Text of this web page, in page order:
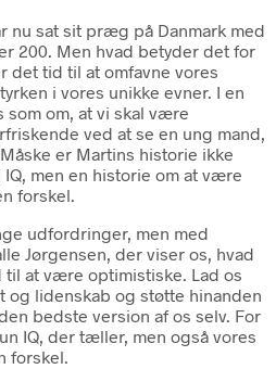
nu sat sit præg på Danmark med
200. Men hvad betyder det for
det tid til at omfavne vores
i vores unikke evner. I en
om, at vi skal være
ved at se en ung mand,
er Martins historie ikke
men en historie om at være
forskel.
udfordringer, men med
Jørgensen, der viser os, hvad
at være optimistiske. Lad os
og lidenskab og støtte hinanden
bedste version af os selv. For
IQ, der tæller, men også vores
forskel.